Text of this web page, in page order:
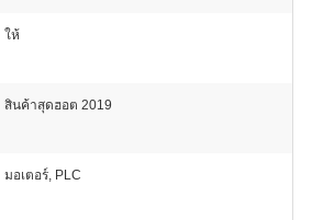
ให้
สินค้าสุดฮอต 2019
มอเตอร์, PLC